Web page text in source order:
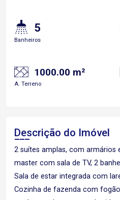
5
Banheiros
1000.00 m²
A. Terreno
Descrição do Imóvel
2 suítes amplas, com armários
master com sala de TV, 2
Sala de estar integrada com
Cozinha de fazenda com